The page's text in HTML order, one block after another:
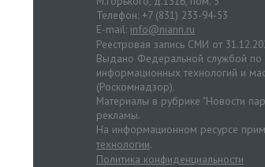
Телефон: +7 (831) 233-94-53
E-mail: info@niann.ru
Реестровая запись СМИ от
Выдано Федеральной службой по
информационных технологий и
(Роскомнадзор).
Материалы в рубрике "Новости
рекламы.
На информационном ресурсе
технологии.
Политика конфиденциальности